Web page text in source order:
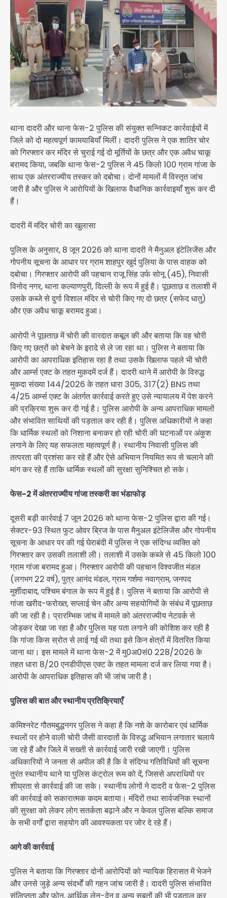
थाना दादरी और थाना फेस-2 पुलिस की संयुक्त सन्निकट कार्रवाईयों में
जिले को दो महत्वपूर्ण कामयाबियाँ मिलीं। दादरी पुलिस ने एक शातिर चोर
को गिरफ्तार कर मंदिर से चुराई गई दो मूर्तियों के छत्र और एक अवैध चाकू
बरामद किया, जबकि थाना फेस-2 पुलिस ने 45 किलो 100 ग्राम गांजा के
साथ एक अंतरराज्यीय तस्कर को दबोचा। दोनों मामलों में विस्तृत जांच
जारी है और पुलिस ने आरोपियों के खिलाफ वैधानिक कार्रवाइयाँ शुरू कर दी
हैं।
दादरी में मंदिर चोरी का खुलासा
पुलिस के अनुसार, 8 जून 2026 को थाना दादरी ने मैनुअल इंटेलिजेंस और
गोपनीय सूचना के आधार पर ग्राम शाहपुर खुर्द पुलिया के पास वाहक को
दबोचा। गिरफ्तार आरोपी की पहचान राजू सिंह उर्फ सोनू (45), निवासी
विनोद नगर, थाना कल्याणपुरी, दिल्ली के रूप में हुई है। पूछताछ व तलाशी में
उसके कब्जे से दुर्गा विशाल मंदिर से चोरी किए गए दो छत्र (सफेद धातु)
और एक अवैध चाकू बरामद हुआ।
आरोपी ने पूछताछ में चोरी की वारदात कबूल की और बताया कि वह चोरी
किए गए छत्रों को बेचने के इरादे से ले जा रहा था। पुलिस ने बताया कि
आरोपी का आपराधिक इतिहास रहा है तथा उसके खिलाफ पहले भी चोरी
और आर्म्स एक्ट के तहत मुकदमें दर्ज हैं। दादरी थाने में आरोपी के विरुद्ध
मुकदा संख्या 144/2026 के तहत धारा 305, 317(2) BNS तथा
4/25 आर्म्स एक्ट के अंतर्गत कार्रवाई करते हुए उसे न्यायालय में पेश करने
की प्रक्रिया शुरू कर दी गई है। पुलिस आरोपी के अन्य आपराधिक मामलों
और संभावित साथियों की पड़ताल कर रही है। पुलिस अधिकारीयों ने कहा
कि धार्मिक स्थलों को निशाना बनाकर हो रही चोरी की घटनाओं पर अंकुश
लगाने के लिए यह सफलता महत्वपूर्ण है। स्थानीय निवासी पुलिस की
तत्परता की प्रशंसा कर रहे हैं और ऐसे अभियान नियमित रूप से चलाने की
मांग कर रहे हैं ताकि धार्मिक स्थलों की सुरक्षा सुनिश्चित हो सके।
फेस-2 में अंतरराज्यीय गांजा तस्करी का भंडाफोड़
दूसरी बड़ी कार्रवाई 7 जून 2026 को थाना फेस-2 पुलिस द्वारा की गई।
सेक्टर-93 स्थित फुट ओवर ब्रिज के पास मैनुअल इंटेलिजेंस और गोपनीय
सूचना के आधार पर की गई घेराबंदी में पुलिस ने एक संदिग्ध व्यक्ति को
गिरफ्तार कर उसकी तलाशी ली। तलाशी में उसके कब्जे से 45 किलो 100
ग्राम गांजा बरामद हुआ। गिरफ्तार आरोपी की पहचान विश्वजीत मंडल
(लगभग 22 वर्ष), पुत्र आनंद मंडल, ग्राम गर्शमा नवाग्राम, जनपद
मुर्शीदाबाद, पश्चिम बंगाल के रूप में हुई है। पुलिस ने बताया कि आरोपी से
गांजा खरीद-फरोख्त, सप्लाई चेन और अन्य सहयोगियों के संबंध में पूछताछ
की जा रही है। प्रारम्भिक जांच में मामले को अंतरराज्यीय नेटवर्क से
जोड़कर देखा जा रहा है और पुलिस यह पता लगाने की कोशिश कर रही है
कि गांजा किस स्रोत से लाई गई थी तथा इसे किन क्षेत्रों में वितरित किया
जाना था। इस मामले में थाना फेस-2 में मु0अ0सं0 228/2026 के
तहत धारा 8/20 एनडीपीएस एक्ट के तहत मामला दर्ज कर लिया गया है।
आरोपी के आपराधिक इतिहास की भी जांच जारी है।
पुलिस की बात और स्थानीय प्रतिक्रियाएँ
कमिश्नरेट गौतमबुद्धनगर पुलिस ने कहा है कि नशे के कारोबार एवं धार्मिक
स्थलों पर होने वाली चोरी जैसी वारदातों के विरुद्ध अभियान लगातार चलाये
जा रहे हैं और जिले में सख्ती से कार्रवाई जारी रखी जाएगी। पुलिस
अधिकारियों ने जनता से अपील की है कि वे संदिग्ध गतिविधियों की सूचना
तुरंत स्थानीय थाने या पुलिस कंट्रोल रूम को दें, जिससे अपराधियों पर
शीघ्रता से कार्रवाई की जा सके। स्थानीय लोगों ने दादरी व फेस-2 पुलिस
की कार्रवाई को सकारात्मक कदम बताया। मंदिरों तथा सार्वजनिक स्थानों
की सुरक्षा को लेकर लोग सतर्कता बढ़ाने और न केवल पुलिस बल्कि समाज
के सभी वर्गों द्वारा सहयोग की आवश्यकता पर जोर दे रहे हैं।
आगे की कार्रवाई
पुलिस ने बताया कि गिरफ्तार दोनों आरोपियों को न्यायिक हिरासत में भेजने
और उनसे जुड़े अन्य संदर्भों की गहन जांच जारी है। दादरी पुलिस संभावित